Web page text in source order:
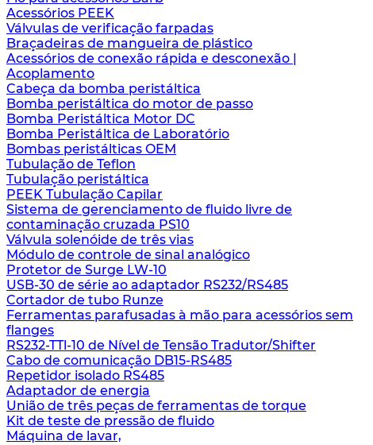
Acessórios PEEK
Válvulas de verificação farpadas
Braçadeiras de mangueira de plástico
Acessórios de conexão rápida e desconexão |
Acoplamento
Cabeça da bomba peristáltica
Bomba peristáltica do motor de passo
Bomba Peristáltica Motor DC
Bomba Peristáltica de Laboratório
Bombas peristálticas OEM
Tubulação de Teflon
Tubulação peristáltica
PEEK Tubulação Capilar
Sistema de gerenciamento de fluido livre de
contaminação cruzada PS10
Válvula solenóide de três vias
Módulo de controle de sinal analógico
Protetor de Surge LW-10
USB-30 de série ao adaptador RS232/RS485
Cortador de tubo Runze
Ferramentas parafusadas à mão para acessórios sem
flanges
RS232-TTl-10 de Nível de Tensão Tradutor/Shifter
Cabo de comunicação DB15-RS485
Repetidor isolado RS485
Adaptador de energia
União de três peças de ferramentas de torque
Kit de teste de pressão de fluido
Máquina de lavar,